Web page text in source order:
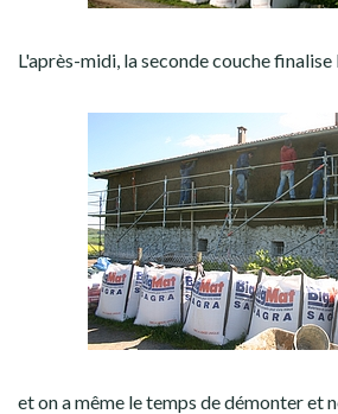
L'après-midi, la seconde couche finalise
et on a même le temps de démonter et